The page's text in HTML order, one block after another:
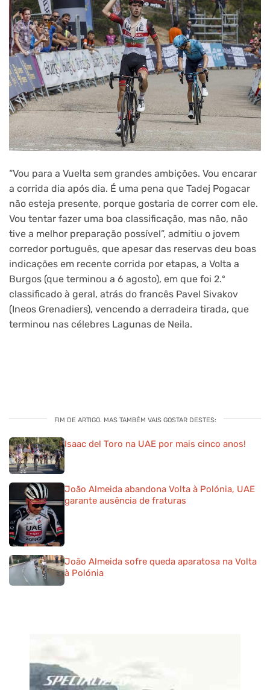
“Vou para a Vuelta sem grandes ambições. Vou encarar
a corrida dia após dia. É uma pena que Tadej Pogacar
não esteja presente, porque gostaria de correr com ele.
Vou tentar fazer uma boa classificação, mas não, não
tive a melhor preparação possível”, admitiu o jovem
corredor português, que apesar das reservas deu boas
indicações em recente corrida por etapas, a Volta a
Burgos (que terminou a 6 agosto), em que foi 2.º
classificado à geral, atrás do francês Pavel Sivakov
(Ineos Grenadiers), vencendo a derradeira tirada, que
terminou nas célebres Lagunas de Neila.
FIM DE ARTIGO. MAS TAMBÉM VAIS GOSTAR DESTES:
Isaac del Toro na UAE por mais cinco anos!
João Almeida abandona Volta à Polónia, UAE
garante ausência de fraturas
João Almeida sofre queda aparatosa na Volta
à Polónia